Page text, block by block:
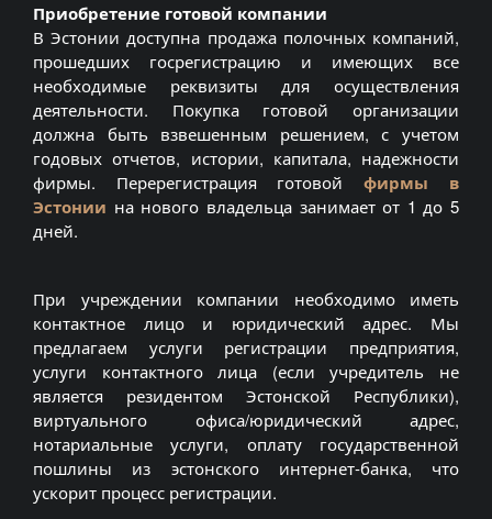
Приобретение готовой компании
В Эстонии доступна продажа полочных компаний,
прошедших госрегистрацию и имеющих все
необходимые реквизиты для осуществления
деятельности. Покупка готовой организации
должна быть взвешенным решением, с учетом
годовых отчетов, истории, капитала, надежности
фирмы. Перерегистрация готовой фирмы в
Эстонии на нового владельца занимает от 1 до 5
дней.
При учреждении компании необходимо иметь
контактное лицо и юридический адрес. Мы
предлагаем услуги регистрации предприятия,
услуги контактного лица (если учредитель не
является резидентом Эстонской Республики),
виртуального офиса/юридический адрес,
нотариальные услуги, оплату государственной
пошлины из эстонского интернет-банка, что
ускорит процесс регистрации.